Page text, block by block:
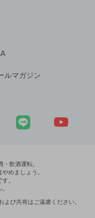
ルマガジン
飲酒運転。
めましょう。
。
び共有はご遠慮ください。